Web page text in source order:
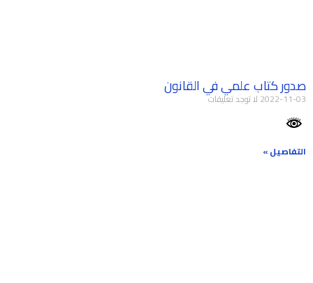
صدور كتاب علمي في القانون
2022-11-03 لا توجد تعليقات
التفاصيل »